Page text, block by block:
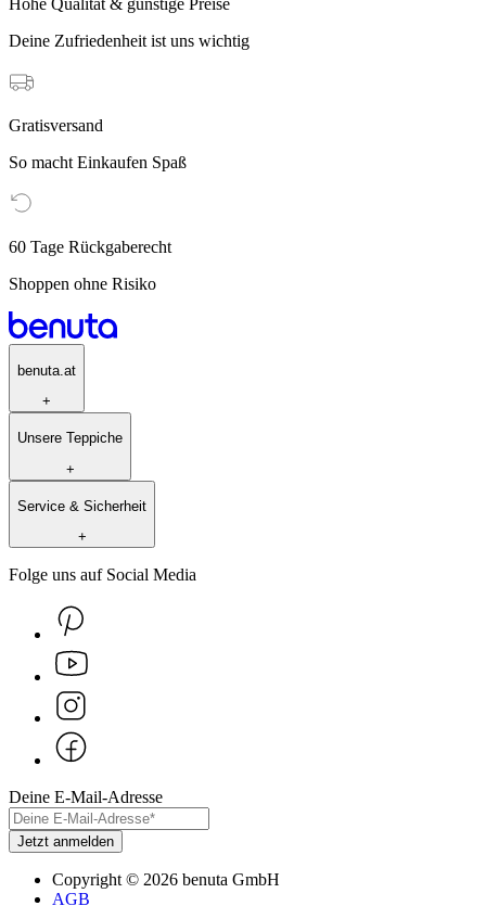
Hohe Qualität & günstige Preise
Deine Zufriedenheit ist uns wichtig
Gratisversand
So macht Einkaufen Spaß
60 Tage Rückgaberecht
Shoppen ohne Risiko
benuta.at
+
Unsere Teppiche
+
Service & Sicherheit
+
Folge uns auf Social Media
Deine E-Mail-Adresse
Jetzt anmelden
Copyright© 2026 benuta GmbH
AGB